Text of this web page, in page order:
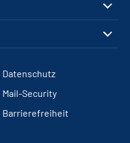
Datenschutz
Mail-Security
Barrierefreiheit